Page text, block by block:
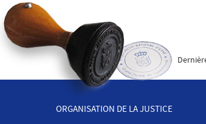
ORGANISATION DE LA JUSTICE